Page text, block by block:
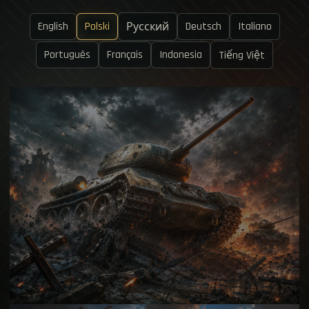
English Polski Русский Deutsch
Italiano
Português
Français Indonesia Tiếng Việt